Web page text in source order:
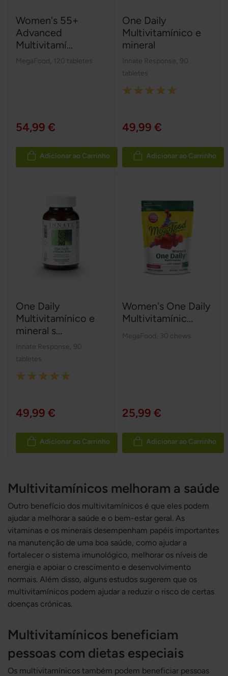
Women's 55+
Advanced
Multivitamí...
MegaFood 120 tabletes
54,99 €
Adicionar ao Carrinho
One Daily
Multivitamínico e
mineral
Innate Response 90
tabletes
Rating:
49,99 €
Adicionar ao Carrinho
One Daily
Multivitamínico e
mineral s...
Innate Response 90
tabletes
Rating:
49,99 €
Adicionar ao Carrinho
Women's One Daily
Multivitamínic...
MegaFood 30 chews
25,99 €
Adicionar ao Carrinho
Multivitamínicos melhoram a saúde
Outro benefício dos multivitamínicos é que eles podem
ajudar a melhorar a saúde e o bem-estar geral. As
vitaminas e os minerais desempenham papéis importantes
na manutenção de uma boa saúde, como ajudar a
fortalecer o sistema imunológico, melhorar os níveis de
energia e apoiar o crescimento e desenvolvimento
normais. Além disso, alguns estudos sugerem que os
multivitamínicos podem ajudar a reduzir o risco de certas
doenças crónicas.
Multivitamínicos beneficiam
pessoas com dietas especiais
Os multivitamínicos também podem beneficiar pessoas